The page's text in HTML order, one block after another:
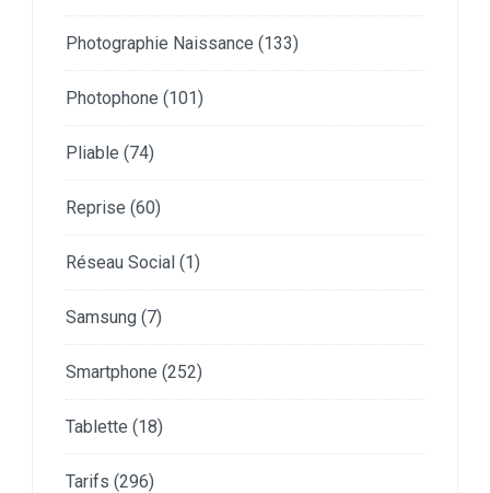
Photographie Naissance (133)
Photophone (101)
Pliable (74)
Reprise (60)
Réseau Social (1)
Samsung (7)
Smartphone (252)
Tablette (18)
Tarifs (296)